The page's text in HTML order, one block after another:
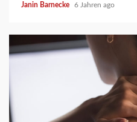
Janin Barnecke 6 Jahren ago